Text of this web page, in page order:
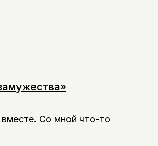
Со мной что-то